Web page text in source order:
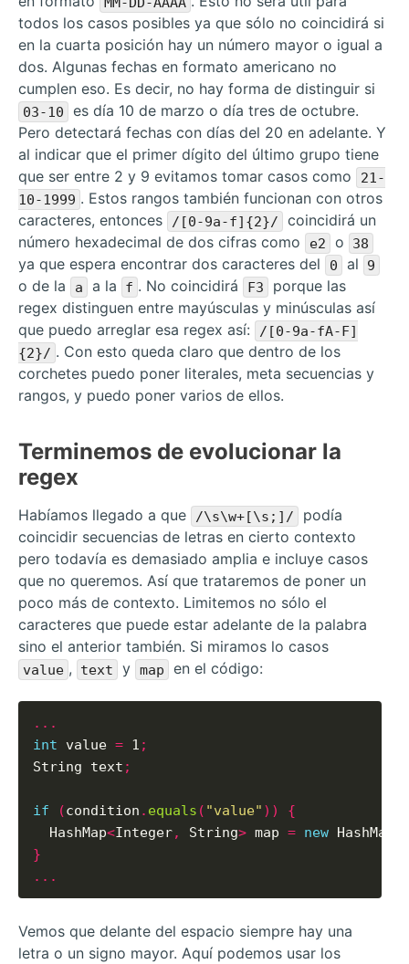
todos los casos posibles ya que sólo no coincidirá si
en la cuarta posición hay un número mayor o igual a
dos. Algunas fechas en formato americano no
cumplen eso. Es decir, no hay forma de distinguir si
03-10
es día 10 de marzo o día tres de octubre.
Pero detectará fechas con días del 20 en adelante. Y
al indicar que el primer dígito del último grupo tiene
que ser entre 2 y 9 evitamos tomar casos como
21-
10-1999 . Estos rangos también funcionan con otros
caracteres, entonces
/[0-9a-f]{2}/
coincidirá un
número hexadecimal de dos cifras como
e2 o 38
ya que espera encontrar dos caracteres del 0 al 9
o de la a a la f . No coincidirá F3
porque las
regex distinguen entre mayúsculas y minúsculas así
que puedo arreglar esa regex así:
/[0-9a-fA-F]
{2}/ . Con esto queda claro que dentro de los
corchetes puedo poner literales, meta secuencias y
rangos, y puedo poner varios de ellos.
Terminemos de evolucionar la
regex
Habíamos llegado a que /\s\w+[\s;]/
podía
coincidir secuencias de letras en cierto contexto
pero todavía es demasiado amplia e incluye casos
que no queremos. Así que trataremos de poner un
poco más de contexto. Limitemos no sólo el
caracteres que puede estar adelante de la palabra
sino el anterior también. Si miramos lo casos
value , text y map en el código:
...
int value = 1 ;
String text ;
if (condition . equals ( "value" ))
{
  HashMap
<Integer, String> map = new HashMap
}
...
Vemos que delante del espacio siempre hay una
letra o un signo mayor. Aquí podemos usar los